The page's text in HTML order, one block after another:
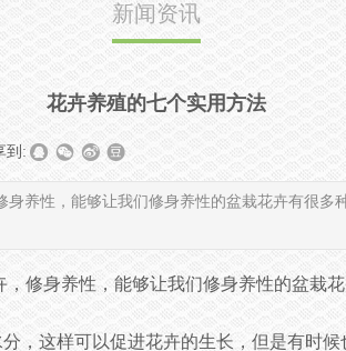
新闻资讯
花卉养殖的七个实用方法
到:
养性，能够让我们修身养性的盆栽花卉有很
修身养性，能够让我们修身养性的盆栽
，这样可以促进花卉的生长，但是有时